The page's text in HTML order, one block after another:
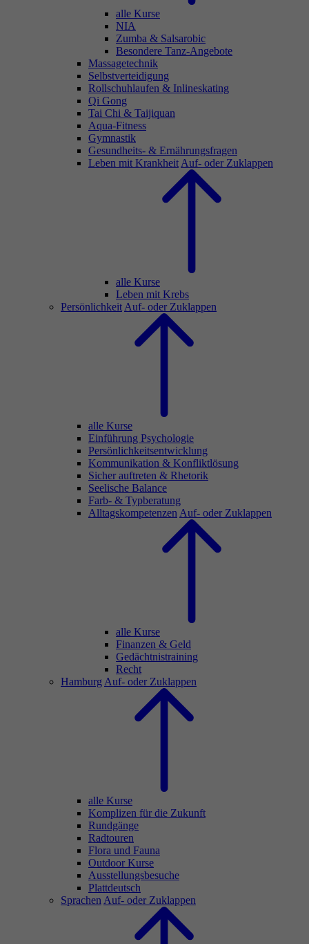
alle Kurse
NIA
Zumba & Salsarobic
Besondere Tanz-Angebote
Massagetechnik
Selbstverteidigung
Rollschuhlaufen & Inlineskating
Qi Gong
Tai Chi & Taijiquan
Aqua-Fitness
Gymnastik
Gesundheits- & Ernährungsfragen
Leben mit Krankheit Auf- oder Zuklappen
alle Kurse
Leben mit Krebs
Persönlichkeit Auf- oder Zuklappen
alle Kurse
Einführung Psychologie
Persönlichkeitsentwicklung
Kommunikation & Konfliktlösung
Sicher auftreten & Rhetorik
Seelische Balance
Farb- & Typberatung
Alltagskompetenzen Auf- oder Zuklappen
alle Kurse
Finanzen & Geld
Gedächtnistraining
Recht
Hamburg Auf- oder Zuklappen
alle Kurse
Komplizen für die Zukunft
Rundgänge
Radtouren
Flora und Fauna
Outdoor Kurse
Ausstellungsbesuche
Plattdeutsch
Sprachen Auf- oder Zuklappen